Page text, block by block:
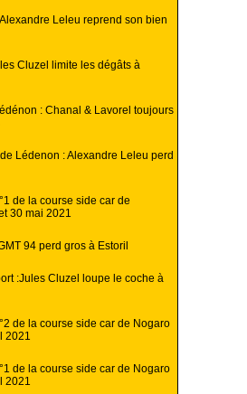
Leleu reprend son bien
Cluzel limite les dégâts à
: Chanal & Lavorel toujours
Lédenon : Alexandre Leleu perd
de la course side car de
30 mai 2021
94 perd gros à Estoril
:Jules Cluzel loupe le coche à
de la course side car de Nogaro
2021
de la course side car de Nogaro
2021